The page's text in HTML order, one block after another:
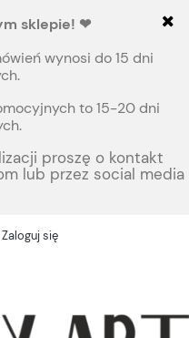
sklepie! ❤
wynosi do 15 dni
to 15-20 dni
proszę o kontakt
lub przez social media
Zaloguj się